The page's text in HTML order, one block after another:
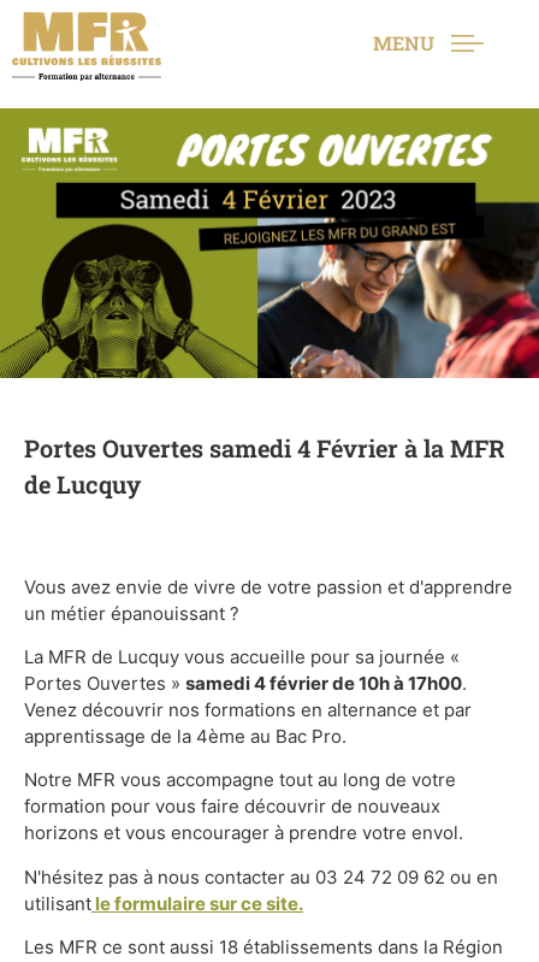
MENU
Portes Ouvertes samedi 4 Février à la MFR
de Lucquy
Vous avez envie de vivre de votre passion et d'apprendre
un métier épanouissant ?
La MFR de Lucquy vous accueille pour sa journée «
Portes Ouvertes » samedi 4 février de 10h à 17h00.
Venez découvrir nos formations en alternance et par
apprentissage de la 4ème au Bac Pro.
Notre MFR vous accompagne tout au long de votre
formation pour vous faire découvrir de nouveaux
horizons et vous encourager à prendre votre envol.
N'hésitez pas à nous contacter au 03 24 72 09 62 ou en
utilisant le formulaire sur ce site.
Les MFR ce sont aussi 18 établissements dans la Région